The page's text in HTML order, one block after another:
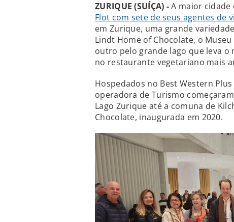
ZURIQUE (SUÍÇA) -A maior cidade
Flot com sete de seus agentes de
em Zurique, uma grande
Lindt Home of Chocolate, o
outro pelo grande lago que leva o
no restaurante vegetariano mais
Hospedados no Best Western
operadora de Turismo
Lago Zurique até a comuna de
Chocolate, inaugurada em 2020.